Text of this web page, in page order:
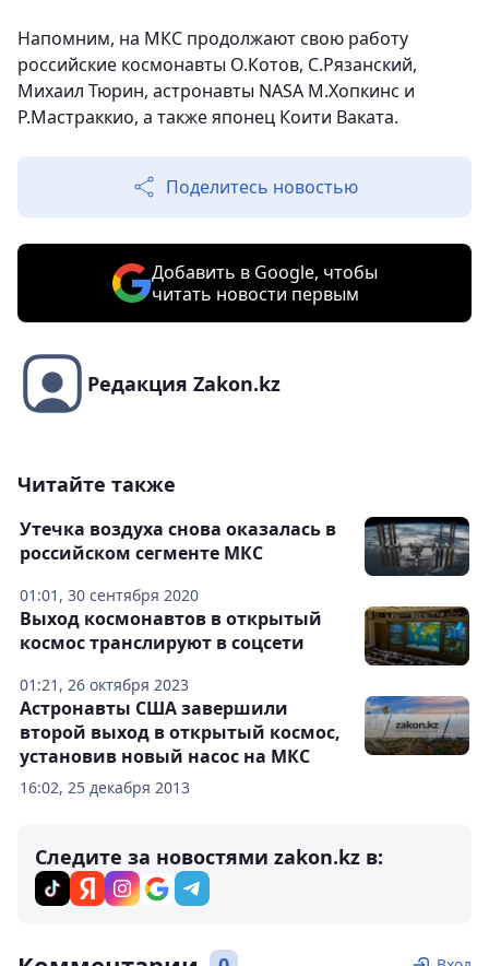
Напомним, на МКС продолжают свою работу
российские космонавты О.Котов, С.Рязанский,
Михаил Тюрин, астронавты NASA М.Хопкинс и
Р.Мастраккио, а также японец Коити Ваката.
Поделитесь новостью
Добавить в Google, чтобы
читать новости первым
Редакция Zakon.kz
Читайте также
01:01, 30 сентября 2020
Утечка воздуха снова оказалась в
российском сегменте МКС
01:21, 26 октября 2023
Выход космонавтов в открытый
космос транслируют в соцсети
16:02, 25 декабря 2013
Астронавты США завершили
второй выход в открытый космос,
установив новый насос на МКС
Следите за новостями zakon.kz в: